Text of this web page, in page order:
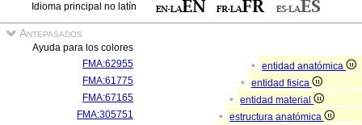
Idioma principal no latín
Antepasados
Ayuda para los colores
FMA:62955
entidad anatómica
FMA:61775
entidad fisica
FMA:67165
entidad material
FMA:305751
estructura anatómica